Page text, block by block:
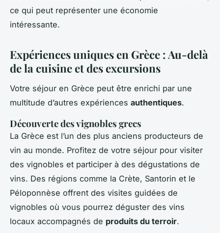
ce qui peut représenter une économie
intéressante.
Expériences uniques en Grèce : Au-delà
de la cuisine et des excursions
Votre séjour en Grèce peut être enrichi par une
multitude d’autres expériences authentiques.
Découverte des vignobles grecs
La Grèce est l’un des plus anciens producteurs de
vin au monde. Profitez de votre séjour pour visiter
des vignobles et participer à des dégustations de
vins. Des régions comme la Crète, Santorin et le
Péloponnèse offrent des visites guidées de
vignobles où vous pourrez déguster des vins
locaux accompagnés de produits du terroir.